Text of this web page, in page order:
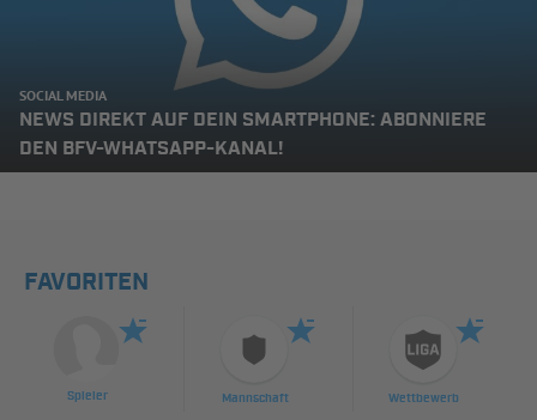
SOCIAL MEDIA
NEWS DIREKT AUF DEIN SMARTPHONE: ABONNIERE
DEN BFV-WHATSAPP-KANAL!
FAVORITEN
Spieler Mannschaft Wettbewerb